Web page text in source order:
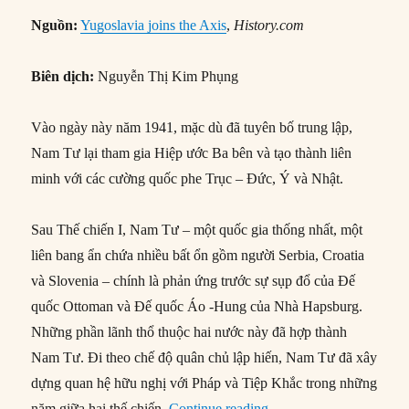
Nguồn: Yugoslavia joins the Axis, History.com
Biên dịch: Nguyễn Thị Kim Phụng
Vào ngày này năm 1941, mặc dù đã tuyên bố trung lập,
Nam Tư lại tham gia Hiệp ước Ba bên và tạo thành liên
minh với các cường quốc phe Trục – Đức, Ý và Nhật.
Sau Thế chiến I, Nam Tư – một quốc gia thống nhất, một
liên bang ẩn chứa nhiều bất ổn gồm người Serbia, Croatia
và Slovenia – chính là phản ứng trước sự sụp đổ của Đế
quốc Ottoman và Đế quốc Áo -Hung của Nhà Hapsburg.
Những phần lãnh thổ thuộc hai nước này đã hợp thành
Nam Tư. Đi theo chế độ quân chủ lập hiến, Nam Tư đã xây
dựng quan hệ hữu nghị với Pháp và Tiệp Khắc trong những